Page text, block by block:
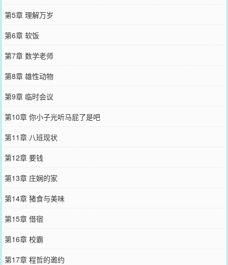
第5章 理解万岁
第6章 软饭
第7章 数学老师
第8章 雄性动物
第9章 临时会议
第10章 你小子光听马屁了是吧
第11章 八班现状
第12章 要钱
第13章 庄娴的家
第14章 猪食与美味
第15章 借宿
第16章 校霸
第17章 程哲的邀约